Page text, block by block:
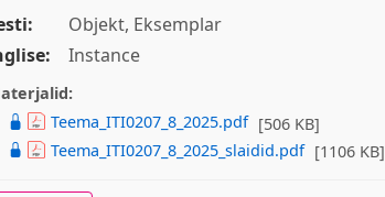
Objekt, Eksemplar
Instance
Teema_ITI0207_8_2025.pdf [506 KB]
Teema_ITI0207_8_2025_slaidid.pdf [1106 KB]